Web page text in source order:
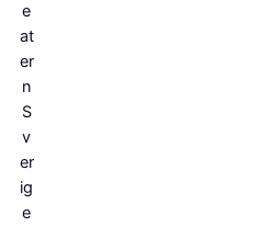
e
at
er
n
S
v
er
ig
e